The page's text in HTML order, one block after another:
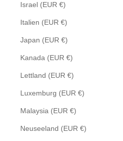
Israel (EUR €)
Italien (EUR €)
Japan (EUR €)
Kanada (EUR €)
Lettland (EUR €)
Luxemburg (EUR €)
Malaysia (EUR €)
Neuseeland (EUR €)